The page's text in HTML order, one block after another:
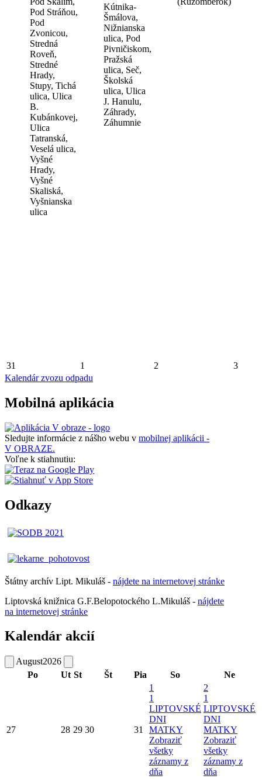
Pod Stráňou,
Pod
Zvonicou,
Stredná
Roveň,
Stredné
Hrady,
Stupy, Tichá
ulica, Ulica
B.
Kubánkovej,
Ulica
Tatranská,
Veselá ulica,
Vyšné
Hrady,
Vyšné
Skaliská,
Vyšnianska
ulica
Kútnika-
Šmálova,
Nižnianska
ulica, Pod
Pivničiskom,
Pražská
ulica, Seč,
Školská
ulica, Ulica
J. Hanulu,
Záhrady,
Záhumnie
31 1 2
3
Kalendár zvozu odpadu
Mobilná aplikácia
Sledujte informácie z nášho webu v mobilnej aplikácii -
V OBRAZE.
Voľne k stiahnutiu:
Odkazy
Štátny archív Lipt. Mikuláš - nájdete na internetovej stránke
Liptovská knižnica G.F.Belopotockého L.Mikuláš - nájdete
na internetovej stránke
Kalendár akcií
August2026
Po
Ut St Št Pia So Ne
27 28 29 30 31
1
1
LIPTOVSKÉ
DNI
MATKY
Zobraziť
všetky
záznamy z
dňa
2
1
LIPTOVSKÉ
DNI
MATKY
Zobraziť
všetky
záznamy z
dňa